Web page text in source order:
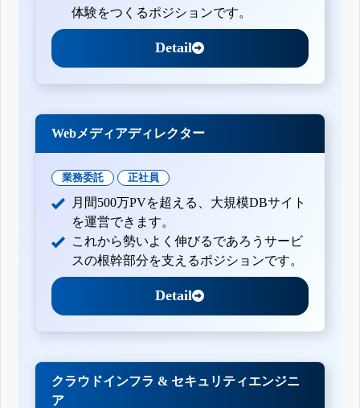
体験をつくるポジションです。
Detail
Webメディアディレクター
業務委託 正社員
月間500万PVを超える、大規模DBサイト
を運営できます。
これから勢いよく伸びるであろうサービ
スの根幹部分を支えるポジションです。
Detail
クラウドインフラ & セキュリティエンジニ
ア